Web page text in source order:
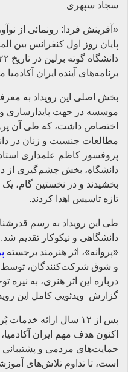
سجاد سپهری
«آفرینش فردا: رونمائی از
پایان روز اول کنفرانس بین
برنامه‌های آینده ایران
بخش اصلی این رویداد به
موسسه در جهت پایدارسازی و
اختصاص داشت، که طی آن
مطالعات جنسیت و زنان در
پروفسور کاظم علمداری
دانشگاه، بخش چشم‌گیری از
بخشیدند و در نخستین گام، یک
تازه تاسیس اهدا کردند.
طی این رویداد به رسم
دانشگاهی و نیکوکار تقدیم شد.
«پروانه»، اثر هنرمند برجسته
و شوق شرکت‌کنندگان،
درباره این اثر هنری، به
گزارش ویدئویی کامل این
پس از ۱۲ سال ارائه
اکنون هدف مهم ایران
حمایت‌های مردمی و پشتیبانی
است، تا تداوم تلاش‌های